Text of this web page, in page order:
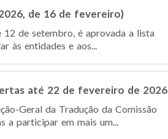
de 16 de fevereiro)
de setembro, é aprovada a lista
às entidades e aos...
até 22 de fevereiro de 2026
Geral da Tradução da Comissão
a participar em mais um...